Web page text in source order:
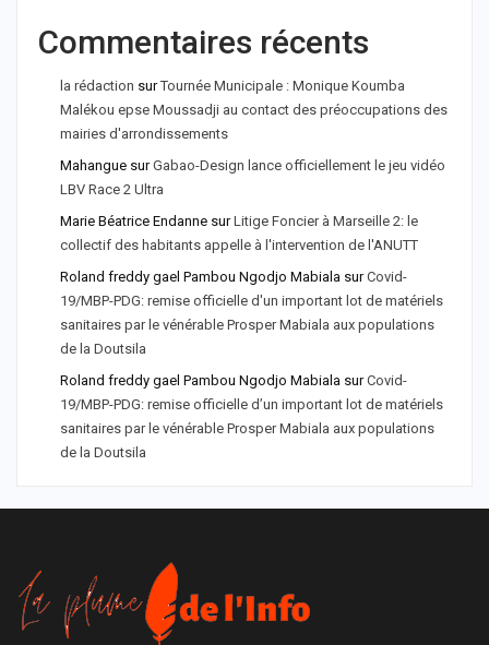
Commentaires récents
la rédaction surTournée Municipale : Monique Koumba
Malékou epse Moussadji au contact des préoccupations des
mairies d'arrondissements
Mahangue surGabao-Design lance officiellement le jeu vidéo
LBV Race 2 Ultra
Marie Béatrice Endanne surLitige Foncier à Marseille 2: le
collectif des habitants appelle à l'intervention de l'ANUTT
Roland freddy gael Pambou Ngodjo Mabiala surCovid-
19/MBP-PDG: remise officielle d'un important lot de matériels
sanitaires par le vénérable Prosper Mabiala aux populations
de la Doutsila
Roland freddy gael Pambou Ngodjo Mabiala surCovid-
19/MBP-PDG: remise officielle d’un important lot de matériels
sanitaires par le vénérable Prosper Mabiala aux populations
de la Doutsila